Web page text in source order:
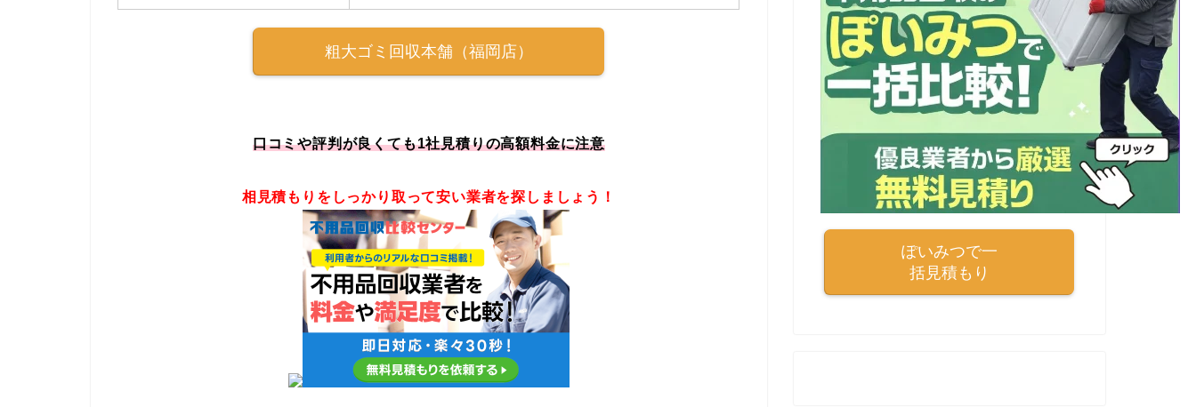
粗大ゴミ回収本舗（福岡店）
口コミや評判が良くても1社見積りの高額料金に注意
相見積もりをしっかり取って安い業者を探しましょう！
ぽいみつで一
括見積もり